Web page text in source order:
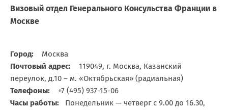
Визовый отдел Генерального Консульства Франции в
Москве
Город: Москва
Почтовый адрес: 119049, г. Москва, Казанский
переулок, д.10 – м. «Октябрьская» (радиальная)
Телефоны: +7 (495) 937-15-06
Часы работы: Понедельник — четверг с 9.00 до 16.30,